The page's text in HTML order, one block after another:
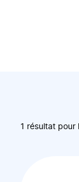
1 résultat pour